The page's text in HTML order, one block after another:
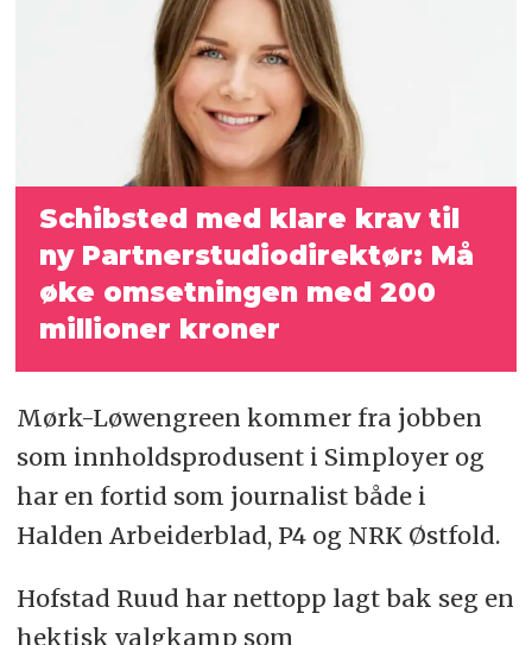
Schibsted med klare krav til
ny Partnerstudiodirektør: Må
øke omsetningen med 200
millioner kroner
Mørk-Løwengreen kommer fra jobben
som innholdsprodusent i Simployer og
har en fortid som journalist både i
Halden Arbeiderblad, P4 og NRK Østfold.
Hofstad Ruud har nettopp lagt bak seg en
hektisk valgkamp som